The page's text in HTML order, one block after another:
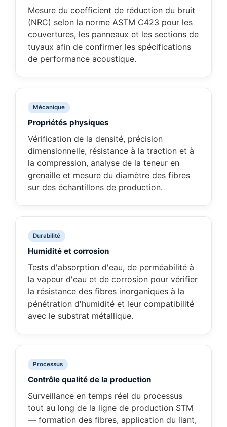
Mesure du coefficient de réduction du bruit
(NRC) selon la norme ASTM C423 pour les
couvertures, les panneaux et les sections de
tuyaux afin de confirmer les spécifications
de performance acoustique.
Mécanique
Propriétés physiques
Vérification de la densité, précision
dimensionnelle, résistance à la traction et à
la compression, analyse de la teneur en
grenaille et mesure du diamètre des fibres
sur des échantillons de production.
Durabilité
Humidité et corrosion
Tests d'absorption d'eau, de perméabilité à
la vapeur d'eau et de corrosion pour vérifier
la résistance des fibres inorganiques à la
pénétration d'humidité et leur compatibilité
avec le substrat métallique.
Processus
Contrôle qualité de la production
Surveillance en temps réel du processus
tout au long de la ligne de production STM
— formation des fibres, application du liant,